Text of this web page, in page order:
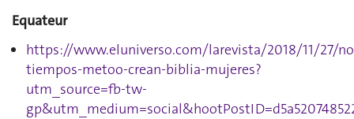
Equateur
https://www.eluniverso.com/larevista/2018/11/27/
tiempos-metoo-crean-biblia-mujeres?
utm_source=fb-tw-